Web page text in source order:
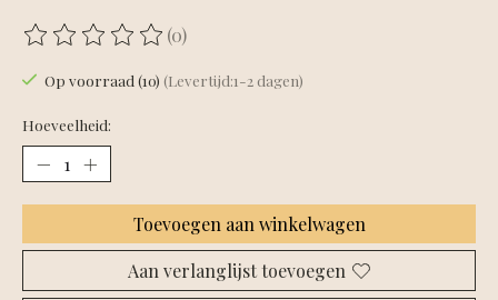
De beoordeling van dit product is
(0)
Op voorraad (10) (Levertijd:1-2 dagen)
Hoeveelheid:
Toevoegen aan winkelwagen
Aan verlanglijst toevoegen